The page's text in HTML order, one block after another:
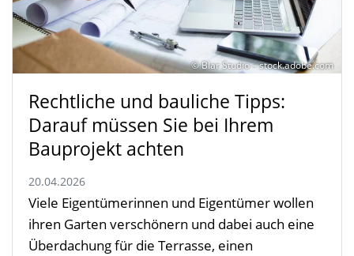
© Blar Studio – stock.adobe.com
Rechtliche und bauliche Tipps:
Darauf müssen Sie bei Ihrem
Bauprojekt achten
20.04.2026
Viele Eigentümerinnen und Eigentümer wollen
ihren Garten verschönern und dabei auch eine
Überdachung für die Terrasse, einen